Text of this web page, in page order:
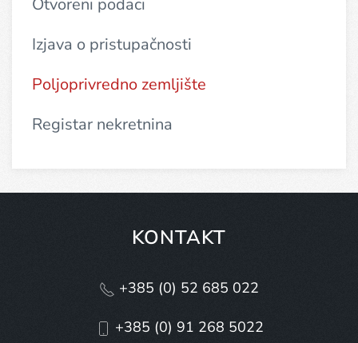
Otvoreni podaci
Izjava o pristupačnosti
Poljoprivredno zemljište
Registar nekretnina
KONTAKT
+385 (0) 52 685 022
+385 (0) 91 268 5022